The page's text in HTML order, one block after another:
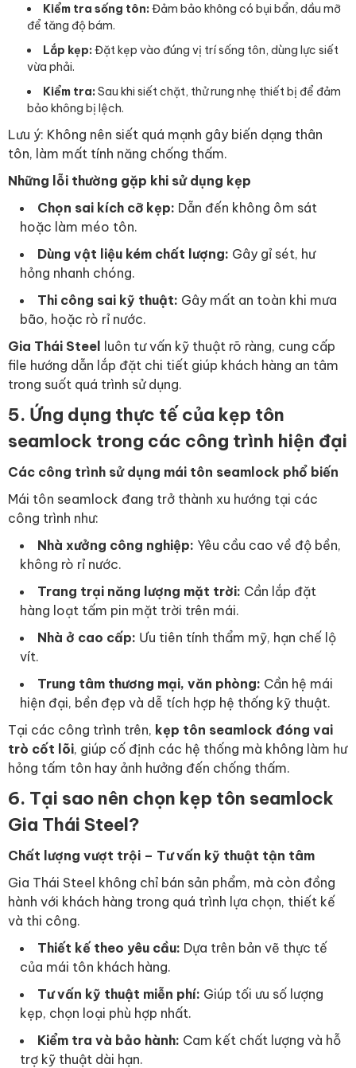
Kiểm tra sống tôn: Đảm bảo không có bụi bẩn, dầu mỡ
để tăng độ bám.
Lắp kẹp: Đặt kẹp vào đúng vị trí sống tôn, dùng lực siết
vừa phải.
Kiểm tra: Sau khi siết chặt, thử rung nhẹ thiết bị để đảm
bảo không bị lệch.
Lưu ý: Không nên siết quá mạnh gây biến dạng thân
tôn, làm mất tính năng chống thấm.
Những lỗi thường gặp khi sử dụng kẹp
Chọn sai kích cỡ kẹp: Dẫn đến không ôm sát
hoặc làm méo tôn.
Dùng vật liệu kém chất lượng: Gây gỉ sét, hư
hỏng nhanh chóng.
Thi công sai kỹ thuật: Gây mất an toàn khi mưa
bão, hoặc rò rỉ nước.
Gia Thái Steel luôn tư vấn kỹ thuật rõ ràng, cung cấp
file hướng dẫn lắp đặt chi tiết giúp khách hàng an tâm
trong suốt quá trình sử dụng.
5. Ứng dụng thực tế của kẹp tôn
seamlock trong các công trình hiện đại
Các công trình sử dụng mái tôn seamlock phổ biến
Mái tôn seamlock đang trở thành xu hướng tại các
công trình như:
Nhà xưởng công nghiệp: Yêu cầu cao về độ bền,
không rò rỉ nước.
Trang trại năng lượng mặt trời: Cần lắp đặt
hàng loạt tấm pin mặt trời trên mái.
Nhà ở cao cấp: Ưu tiên tính thẩm mỹ, hạn chế lộ
vít.
Trung tâm thương mại, văn phòng: Cần hệ mái
hiện đại, bền đẹp và dễ tích hợp hệ thống kỹ thuật.
Tại các công trình trên, kẹp tôn seamlock đóng vai
trò cốt lõi, giúp cố định các hệ thống mà không làm hư
hỏng tấm tôn hay ảnh hưởng đến chống thấm.
6. Tại sao nên chọn kẹp tôn seamlock
Gia Thái Steel?
Chất lượng vượt trội – Tư vấn kỹ thuật tận tâm
Gia Thái Steel không chỉ bán sản phẩm, mà còn đồng
hành với khách hàng trong quá trình lựa chọn, thiết kế
và thi công.
Thiết kế theo yêu cầu: Dựa trên bản vẽ thực tế
của mái tôn khách hàng.
Tư vấn kỹ thuật miễn phí: Giúp tối ưu số lượng
kẹp, chọn loại phù hợp nhất.
Kiểm tra và bảo hành: Cam kết chất lượng và hỗ
trợ kỹ thuật dài hạn.